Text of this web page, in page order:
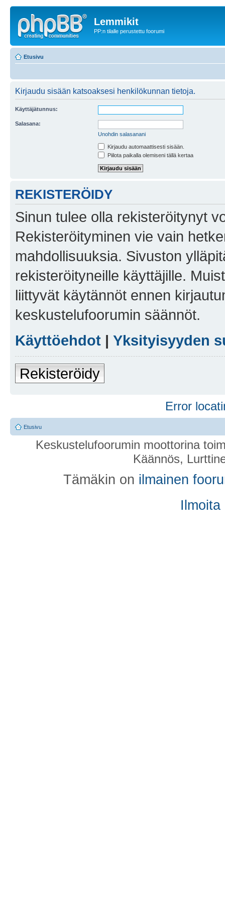
Lemmikit
PP:n tilalle perustettu foorumi
Etusivu
Kirjaudu sisään katsoaksesi henkilökunnan tietoja.
Käyttäjätunnus:
Salasana:
Unohdin salasanani
Kirjaudu automaattisesti sisään.
Piilota paikalla olemiseni tällä kertaa
REKISTERÖIDY
Sinun tulee olla rekisteröitynyt
Rekisteröityminen vie vain
mahdollisuuksia. Sivuston
rekisteröityneille käyttäjille.
liittyvät käytännöt ennen
keskustelufoorumin säännöt.
Käyttöehdot | Yksityisyyden
Rekisteröidy
Error
Etusivu
Keskustelufoorumin moottorina
Käännös,
Tämäkin on ilmainen